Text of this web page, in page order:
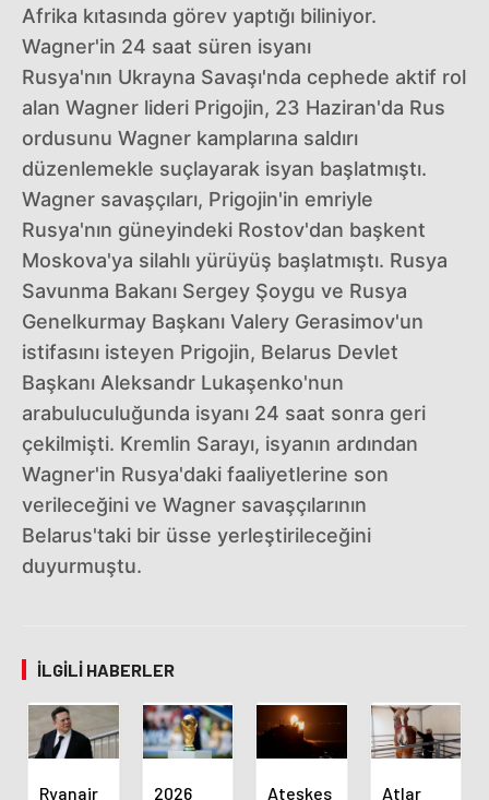
Afrika kıtasında görev yaptığı biliniyor.
Wagner'in 24 saat süren isyanı
Rusya'nın Ukrayna Savaşı'nda cephede aktif rol
alan Wagner lideri Prigojin, 23 Haziran'da Rus
ordusunu Wagner kamplarına saldırı
düzenlemekle suçlayarak isyan başlatmıştı.
Wagner savaşçıları, Prigojin'in emriyle
Rusya'nın güneyindeki Rostov'dan başkent
Moskova'ya silahlı yürüyüş başlatmıştı. Rusya
Savunma Bakanı Sergey Şoygu ve Rusya
Genelkurmay Başkanı Valery Gerasimov'un
istifasını isteyen Prigojin, Belarus Devlet
Başkanı Aleksandr Lukaşenko'nun
arabuluculuğunda isyanı 24 saat sonra geri
çekilmişti. Kremlin Sarayı, isyanın ardından
Wagner'in Rusya'daki faaliyetlerine son
verileceğini ve Wagner savaşçılarının
Belarus'taki bir üsse yerleştirileceğini
duyurmuştu.
İLGILI HABERLER
Ryanair 2026 Ateşkes Atlar